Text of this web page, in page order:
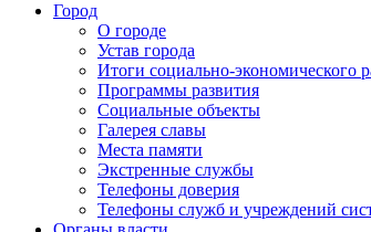
Город
О городе
Устав города
Итоги социально-экономического
Программы развития
Социальные объекты
Галерея славы
Места памяти
Экстренные службы
Телефоны доверия
Телефоны служб и учреждений